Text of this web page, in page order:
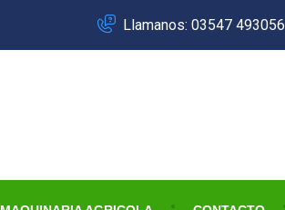
Llamanos: 03547 493056